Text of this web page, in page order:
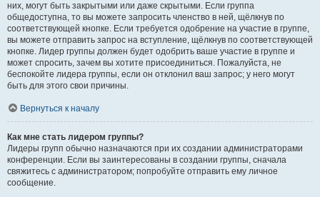
них, могут быть закрытыми или даже скрытыми. Если группа
общедоступна, то вы можете запросить членство в ней, щёлкнув по
соответствующей кнопке. Если требуется одобрение на участие в группе,
вы можете отправить запрос на вступление, щёлкнув по соответствующей
кнопке. Лидер группы должен будет одобрить ваше участие в группе и
может спросить, зачем вы хотите присоединиться. Пожалуйста, не
беспокойте лидера группы, если он отклонил ваш запрос; у него могут
быть для этого свои причины.
Вернуться к началу
Как мне стать лидером группы?
Лидеры групп обычно назначаются при их создании администраторами
конференции. Если вы заинтересованы в создании группы, сначала
свяжитесь с администратором; попробуйте отправить ему личное
сообщение.